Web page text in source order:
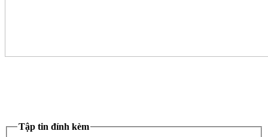
Tập tin đính kèm